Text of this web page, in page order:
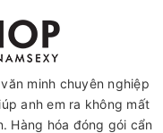
minh chuyên nghiệp
anh em ra không mất
Hàng hóa đóng gói cẩn